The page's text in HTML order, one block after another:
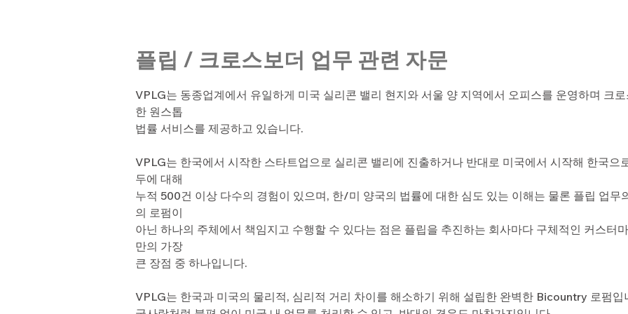
플립 / 크로스보더 업무 관련 자문
VPLG는 동종업계에서 유일하게 미국 실리콘 밸리 현지와 서울 양 지역에서 오피스를 운영하며 크
한 원스톱
법률 서비스를 제공하고 있습니다.
VPLG는 한국에서 시작한 스타트업으로 실리콘 밸리에 진출하거나 반대로 미국에서 시작해 한국으
두에 대해
누적 500건 이상 다수의 경험이 있으며, 한/미 양국의 법률에 대한 심도 있는 이해는 물론 플립 업무
의 로펌이
아닌 하나의 주체에서 책임지고 수행할 수 있다는 점은 플립을 추진하는 회사마다 구체적인 커스터
만의 가장
큰 장점 중 하나입니다.
VPLG는 한국과 미국의 물리적, 심리적 거리 차이를 해소하기 위해 설립한 완벽한 Bicountry 로펌